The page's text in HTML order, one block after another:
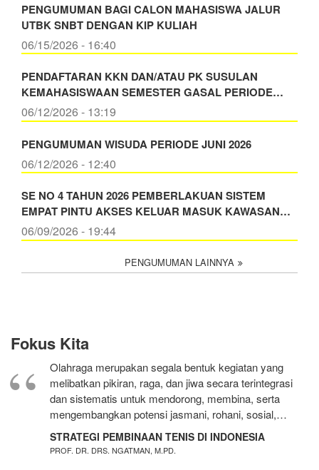
PENGUMUMAN BAGI CALON MAHASISWA JALUR
UTBK SNBT DENGAN KIP KULIAH
06/15/2026 - 16:40
PENDAFTARAN KKN DAN/ATAU PK SUSULAN
KEMAHASISWAAN SEMESTER GASAL PERIODE…
06/12/2026 - 13:19
PENGUMUMAN WISUDA PERIODE JUNI 2026
06/12/2026 - 12:40
SE NO 4 TAHUN 2026 PEMBERLAKUAN SISTEM
EMPAT PINTU AKSES KELUAR MASUK KAWASAN…
06/09/2026 - 19:44
PENGUMUMAN LAINNYA
Fokus Kita
Olahraga merupakan segala bentuk kegiatan yang
melibatkan pikiran, raga, dan jiwa secara terintegrasi
dan sistematis untuk mendorong, membina, serta
mengembangkan potensi jasmani, rohani, sosial,…
STRATEGI PEMBINAAN TENIS DI INDONESIA
PROF. DR. DRS. NGATMAN, M.PD.